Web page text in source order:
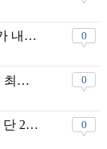
"평일엔 일하고 주말엔 캠핑"…기아가 내놓은 '1톤 적재' 픽업트럭
0
“멀쩡히 달리는데 폐차해도 된다?”… 최대 800만 원 지원받을 수 있는 '노후차 조기폐차', 신청 방법은?
0
"돈 있어도 못 산다고?"…BMW, 국내 단 29대 '초희귀 7시리즈' 내놓는다
0